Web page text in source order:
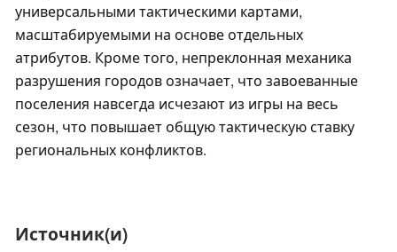
универсальными тактическими картами,
масштабируемыми на основе отдельных
атрибутов. Кроме того, непреклонная механика
разрушения городов означает, что завоеванные
поселения навсегда исчезают из игры на весь
сезон, что повышает общую тактическую ставку
региональных конфликтов.
Источник(и)